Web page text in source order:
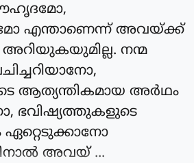
എന്താണെന്ന് അവയ്ക്ക്
നന്മ
ആത്യന്തികമായ അർഥം
ഭവിഷ്യത്തുകളുടെ
ഏറ്റെടുക്കാനോ
അവയ് ...